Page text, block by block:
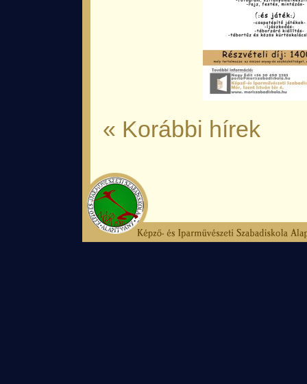
« Korábbi hírek